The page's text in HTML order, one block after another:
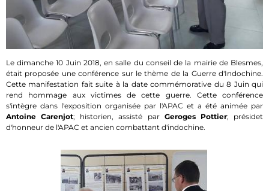
Le dimanche 10 Juin 2018, en salle du conseil de la mairie de Blesmes,
était proposée une conférence sur le thème de la Guerre d'Indochine.
Cette manifestation fait suite à la date commémorative du 8 Juin qui
rend hommage aux victimes de cette guerre. Cette conférence
s'intègre dans l'exposition organisée par l'APAC et a été animée par
Antoine Carenjot; historien, assisté par Geroges Pottier; présidet
d'honneur de l'APAC et ancien combattant d'indochine.